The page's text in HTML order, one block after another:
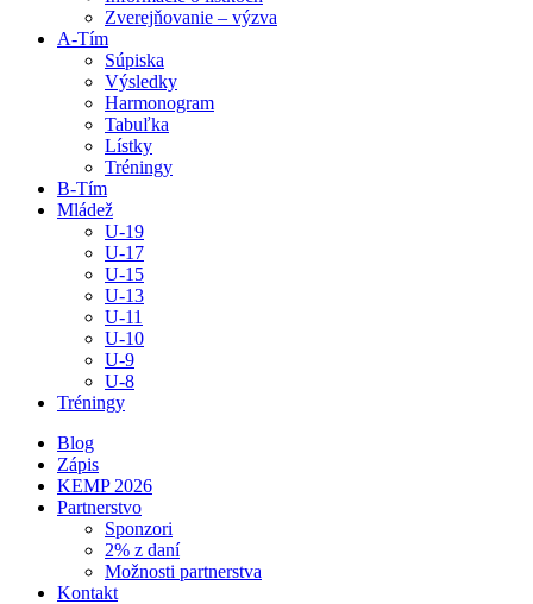
Zverejňovanie – výzva
A-Tím
Súpiska
Výsledky
Harmonogram
Tabuľka
Lístky
Tréningy
B-Tím
Mládež
U-19
U-17
U-15
U-13
U-11
U-10
U-9
U-8
Tréningy
Blog
Zápis
KEMP 2026
Partnerstvo
Sponzori
2% z daní
Možnosti partnerstva
Kontakt